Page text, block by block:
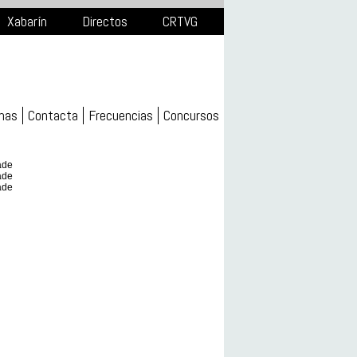
Xabarín Directos CRTVG
Contacta Frecuencias Concursos